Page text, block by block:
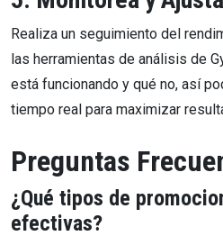
Realiza un seguimiento del
las herramientas de análisis de
está funcionando y qué no, así
tiempo real para maximizar
Preguntas
¿Qué tipos de
efectivas?